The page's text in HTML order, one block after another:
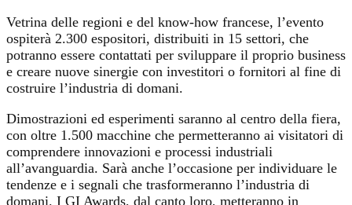
Vetrina delle regioni e del know-how francese, l’evento
ospiterà 2.300 espositori, distribuiti in 15 settori, che
potranno essere contattati per sviluppare il proprio business
e creare nuove sinergie con investitori o fornitori al fine di
costruire l’industria di domani.
Dimostrazioni ed esperimenti saranno al centro della fiera,
con oltre 1.500 macchine che permetteranno ai visitatori di
comprendere innovazioni e processi industriali
all’avanguardia. Sarà anche l’occasione per individuare le
tendenze e i segnali che trasformeranno l’industria di
domani. I GI Awards, dal canto loro, metteranno in